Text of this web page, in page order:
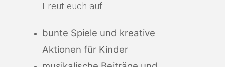
Freut euch auf:
bunte Spiele und kreative
Aktionen für Kinder